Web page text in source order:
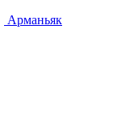
Арманьяк